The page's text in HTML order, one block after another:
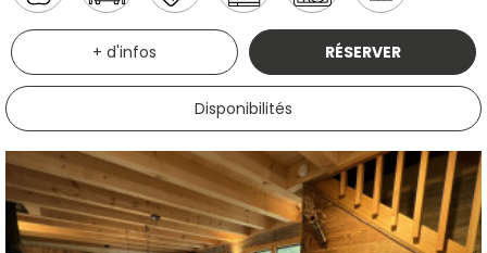
+ d'infos RÉSERVER
Disponibilités